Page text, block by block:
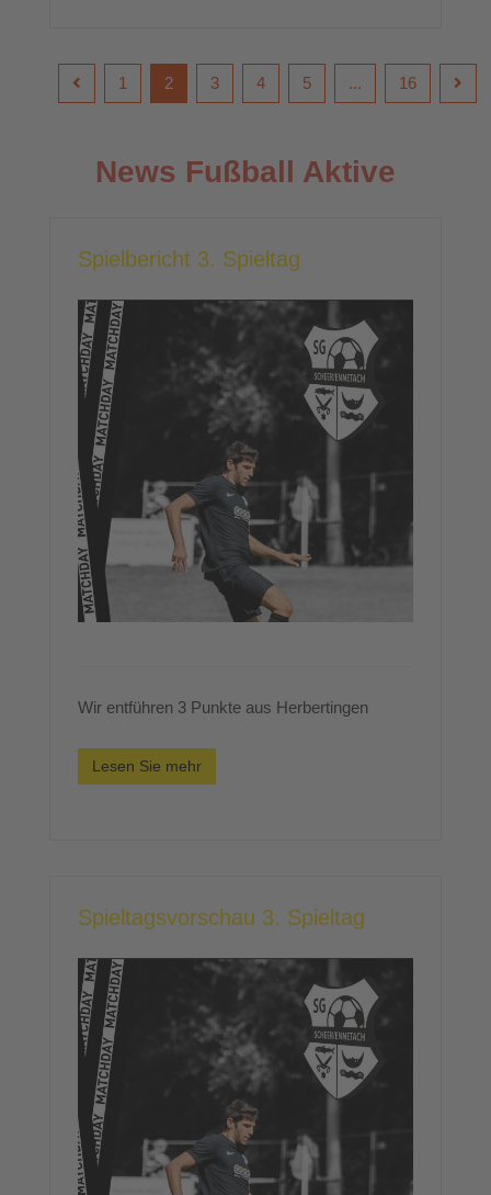
1 2 3 4 5 ... 16
News Fußball Aktive
Spielbericht 3. Spieltag
Wir entführen 3 Punkte aus Herbertingen
Lesen Sie mehr
Spieltagsvorschau 3. Spieltag